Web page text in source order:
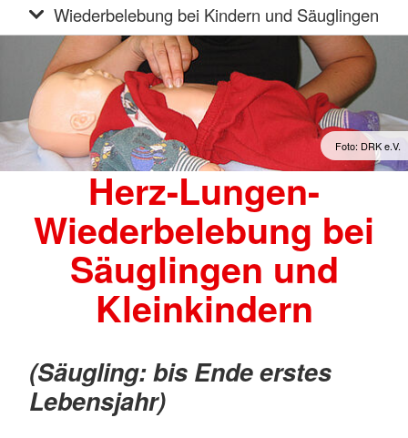
Wiederbelebung bei Kindern und Säuglingen
Foto: DRK e.V.
Herz-Lungen-
Wiederbelebung bei
Säuglingen und
Kleinkindern
(Säugling: bis Ende erstes
Lebensjahr)